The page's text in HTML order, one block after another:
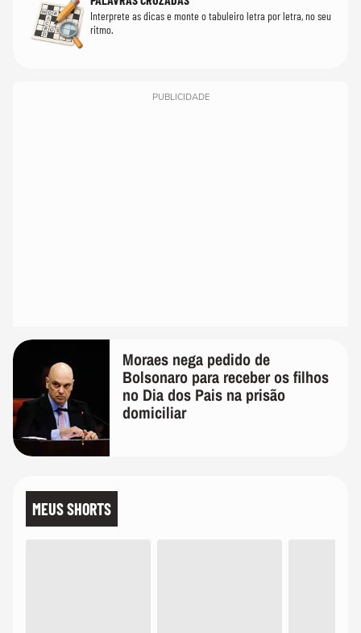
Interprete as dicas e monte o tabuleiro letra por letra, no seu
ritmo.
PUBLICIDADE
Moraes nega pedido de
Bolsonaro para receber os filhos
no Dia dos Pais na prisão
domiciliar
MEUS SHORTS